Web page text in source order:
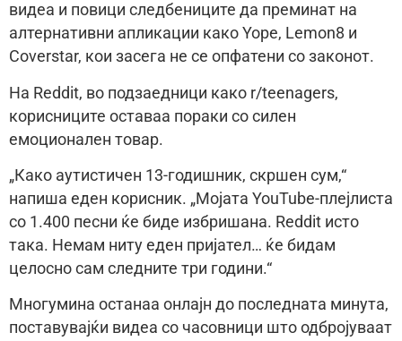
видеа и повици следбениците да преминат на
алтернативни апликации како Yope, Lemon8 и
Coverstar, кои засега не се опфатени со законот.
На Reddit, во подзаедници како r/teenagers,
корисниците оставаа пораки со силен
емоционален товар.
„Како аутистичен 13-годишник, скршен сум,“
напиша еден корисник. „Мојата YouTube-плејлиста
со 1.400 песни ќе биде избришана. Reddit исто
така. Немам ниту еден пријател… ќе бидам
целосно сам следните три години.“
Многумина останаа онлајн до последната минута,
поставувајќи видеа со часовници што одбројуваат